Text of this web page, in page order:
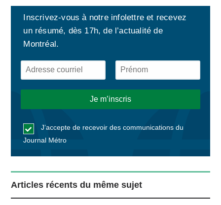
Inscrivez-vous à notre infolettre et recevez
un résumé, dès 17h, de l’actualité de
Montréal.
J’accepte de recevoir des communications du
Journal Métro
Articles récents du même sujet